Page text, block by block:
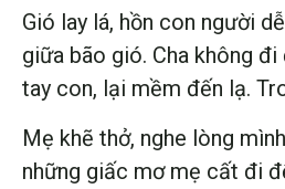
Gió lay lá, hồn con người
giữa bão gió. Cha không
tay con, lại mềm đến lạ.
Mẹ khẽ thở, nghe lòng
những giấc mơ mẹ cất đi